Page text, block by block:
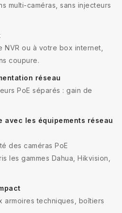
multi-caméras, sans injecteurs
ou à votre box internet,
coupure.
réseau
PoE séparés : gain de
avec les équipements réseau
des caméras PoE
les gammes Dahua, Hikvision,
armoires techniques, boîtiers